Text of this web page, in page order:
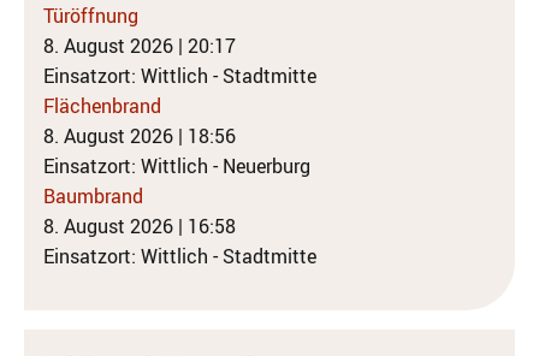
Türöffnung
8. August 2026 | 20:17
Einsatzort: Wittlich - Stadtmitte
Flächenbrand
8. August 2026 | 18:56
Einsatzort: Wittlich - Neuerburg
Baumbrand
8. August 2026 | 16:58
Einsatzort: Wittlich - Stadtmitte